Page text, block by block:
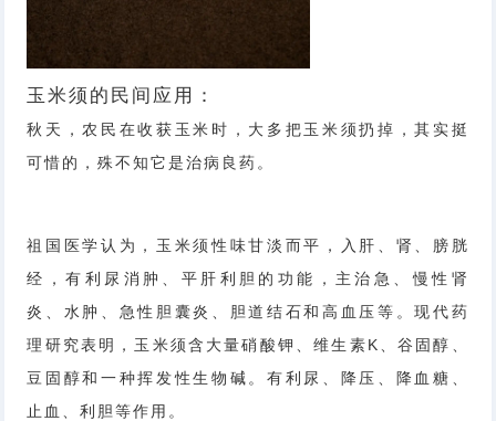
玉米须的民间应用：
秋天，农民在收获玉米时，大多把玉米须扔掉，其实挺
可惜的，殊不知它是治病良药。
祖国医学认为，玉米须性味甘淡而平，入肝、肾、膀胱
经，有利尿消肿、平肝利胆的功能，主治急、慢性肾
炎、水肿、急性胆囊炎、胆道结石和高血压等。现代药
理研究表明，玉米须含大量硝酸钾、维生素K、谷固醇、
豆固醇和一种挥发性生物碱。有利尿、降压、降血糖、
止血、利胆等作用。